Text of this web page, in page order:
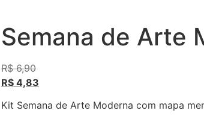
Semana de Arte
R$6,90
R$4,83
Kit Semana de Arte Moderna com mapa